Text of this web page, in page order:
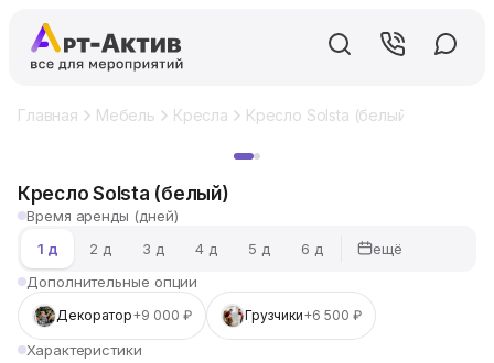
Главная Мебель Кресла Кресло Solsta (белый)
Кресло Solsta (белый)
Время аренды (дней)
1 д
2 д 3 д 4 д 5 д 6 д
ещё
Дополнительные опции
Декоратор+9 000 ₽ Грузчики+6 500 ₽
Характеристики